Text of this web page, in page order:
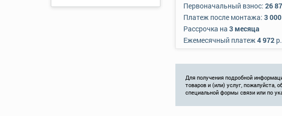
Первоначальный взнос: 26
Платеж после монтажа: 3
Рассрочка на 3 месяца
Ежемесячный платеж4 972 р.
Для получения подробной
товаров и (или) услуг,
специальной формы связи или по